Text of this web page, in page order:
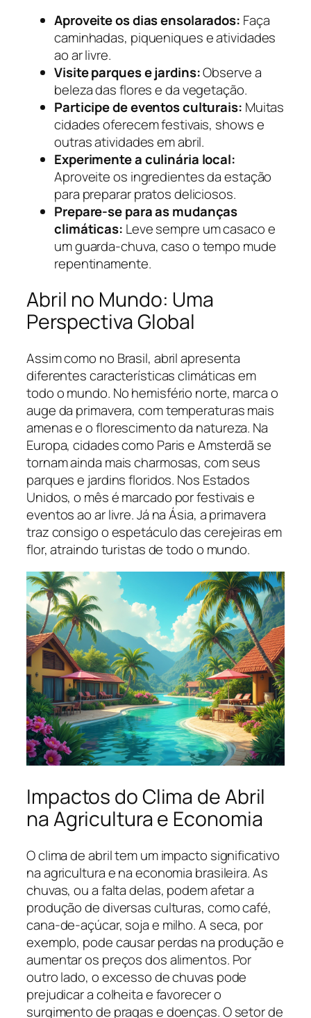
Aproveite os dias ensolarados: Faça
caminhadas, piqueniques e atividades
ao ar livre.
Visite parques e jardins:Observe a
beleza das flores e da vegetação.
Participe de eventos culturais: Muitas
cidades oferecem festivais, shows e
outras atividades em abril.
Experimente a culinária local:
Aproveite os ingredientes da estação
para preparar pratos deliciosos.
Prepare-se para as mudanças
climáticas: Leve sempre um casaco e
um guarda-chuva, caso o tempo mude
repentinamente.
Abril no Mundo: Uma
Perspectiva Global
Assim como no Brasil, abril apresenta
diferentes características climáticas em
todo o mundo. No hemisfério norte, marca o
auge da primavera, com temperaturas mais
amenas e o florescimento da natureza. Na
Europa, cidades como Paris e Amsterdã se
tornam ainda mais charmosas, com seus
parques e jardins floridos. Nos Estados
Unidos, o mês é marcado por festivais e
eventos ao ar livre. Já na Ásia, a primavera
traz consigo o espetáculo das cerejeiras em
flor, atraindo turistas de todo o mundo.
Impactos do Clima de Abril
na Agricultura e Economia
O clima de abril tem um impacto significativo
na agricultura e na economia brasileira. As
chuvas, ou a falta delas, podem afetar a
produção de diversas culturas, como café,
cana-de-açúcar, soja e milho. A seca, por
exemplo, pode causar perdas na produção e
aumentar os preços dos alimentos. Por
outro lado, o excesso de chuvas pode
prejudicar a colheita e favorecer o
surgimento de pragas e doenças. O setor de